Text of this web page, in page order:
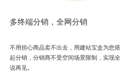
多终端分销，全网分销
不用担心商品卖不出去，用建站宝盒为您
起分销，分销商不受空间场景限制，实现
说再见。